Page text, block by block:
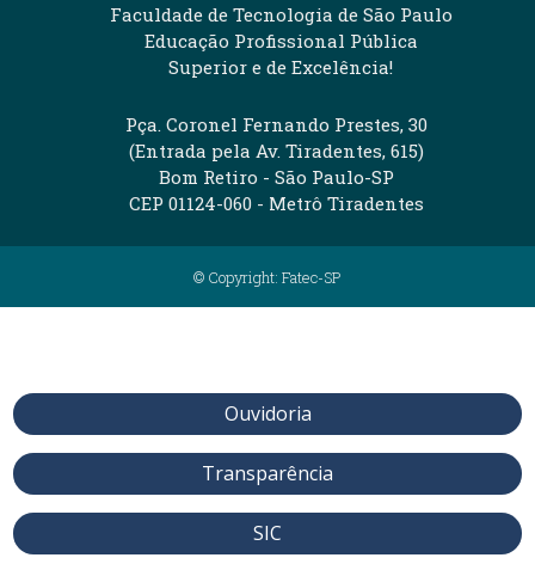
Faculdade de Tecnologia de São Paulo
Educação Profissional Pública
Superior e de Excelência!
Pça. Coronel Fernando Prestes, 30
(Entrada pela Av. Tiradentes, 615)
Bom Retiro - São Paulo-SP
CEP 01124-060 - Metrô Tiradentes
© Copyright: Fatec-SP
Ouvidoria
Transparência
SIC